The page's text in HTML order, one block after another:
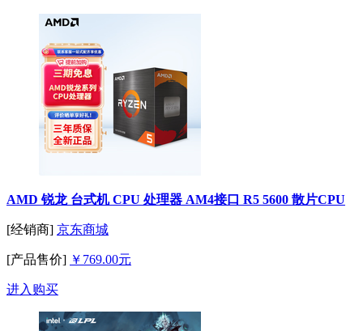
AMD 锐龙 台式机 CPU 处理器 AM4接口 R5 5600 散片CPU
[经销商] 京东商城
[产品售价] ￥769.00元
进入购买